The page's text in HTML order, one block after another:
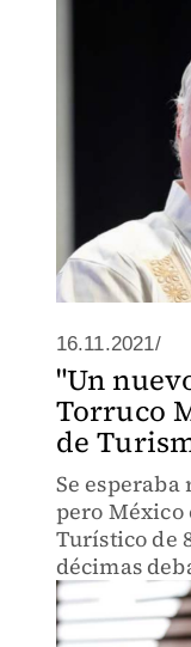
16.11.2021/
"Un
Torruco
de
Se esperaba
pero México
Turístico de
décimas
anuncia